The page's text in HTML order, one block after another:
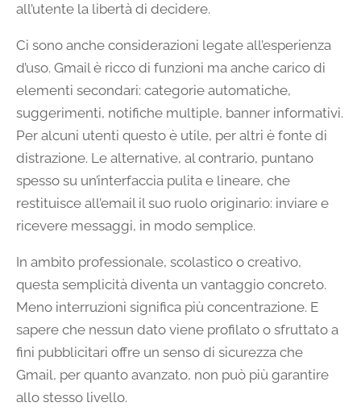
all’utente la libertà di decidere.
Ci sono anche considerazioni legate all’esperienza
d’uso. Gmail è ricco di funzioni ma anche carico di
elementi secondari: categorie automatiche,
suggerimenti, notifiche multiple, banner informativi.
Per alcuni utenti questo è utile, per altri è fonte di
distrazione. Le alternative, al contrario, puntano
spesso su un’interfaccia pulita e lineare, che
restituisce all’email il suo ruolo originario: inviare e
ricevere messaggi, in modo semplice.
In ambito professionale, scolastico o creativo,
questa semplicità diventa un vantaggio concreto.
Meno interruzioni significa più concentrazione. E
sapere che nessun dato viene profilato o sfruttato a
fini pubblicitari offre un senso di sicurezza che
Gmail, per quanto avanzato, non può più garantire
allo stesso livello.